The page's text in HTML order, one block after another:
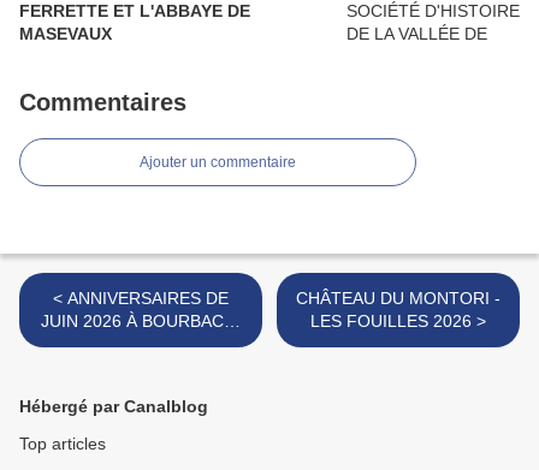
FERRETTE ET L'ABBAYE DE
MASEVAUX
Commentaires
Ajouter un commentaire
< ANNIVERSAIRES DE
JUIN 2026 À BOURBACH-
LE-HAUT
CHÂTEAU DU MONTORI -
LES FOUILLES 2026 >
Hébergé par Canalblog
Top articles